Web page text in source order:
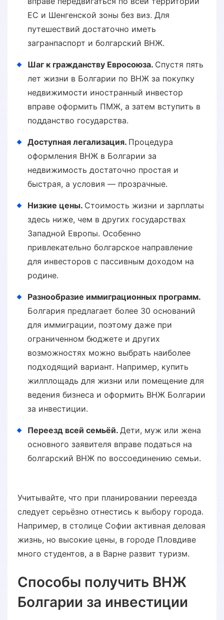
ЕС и Шенгенской зоны без виз. Для
путешествий достаточно иметь
загранпаспорт и болгарский ВНЖ.
Шаг к гражданству Евросоюза. Спустя пять
лет жизни в Болгарии по ВНЖ за покупку
недвижимости иностранный инвестор
вправе оформить ПМЖ, а затем вступить в
подданство государства.
Доступная легализация. Процедура
оформления ВНЖ в Болгарии за
недвижимость достаточно простая и
быстрая, а условия — прозрачные.
Низкие цены. Стоимость жизни и зарплаты
здесь ниже, чем в других государствах
Западной Европы. Особенно
привлекательно болгарское направление
для инвесторов с пассивным доходом на
родине.
Разнообразие иммиграционных программ.
Болгария предлагает более 30 оснований
для иммиграции, поэтому даже при
ограниченном бюджете и других
возможностях можно выбрать наиболее
подходящий вариант. Например, купить
жилплощадь для жизни или помещение для
ведения бизнеса и оформить ВНЖ Болгарии
за инвестиции.
Переезд всей семьёй. Дети, муж или жена
основного заявителя вправе податься на
болгарский ВНЖ по воссоединению семьи.
Учитывайте, что при планировании переезда
следует серьёзно отнестись к выбору города.
Например, в столице Софии активная деловая
жизнь, но высокие цены, в городе Пловдиве
много студентов, а в Варне развит туризм.
Способы получить ВНЖ
Болгарии за инвестиции